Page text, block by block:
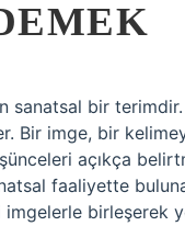
sanatsal bir
Bir imge, bir
açıkça
faaliyette
birleşerek